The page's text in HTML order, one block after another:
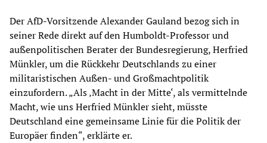
Der AfD-Vorsitzende Alexander Gauland bezog sich in
seiner Rede direkt auf den Humboldt-Professor und
außenpolitischen Berater der Bundesregierung, Herfried
Münkler, um die Rückkehr Deutschlands zu einer
militaristischen Außen- und Großmachtpolitik
einzufordern. „Als ‚Macht in der Mitte‘, als vermittelnde
Macht, wie uns Herfried Münkler sieht, müsste
Deutschland eine gemeinsame Linie für die Politik der
Europäer finden“, erklärte er.